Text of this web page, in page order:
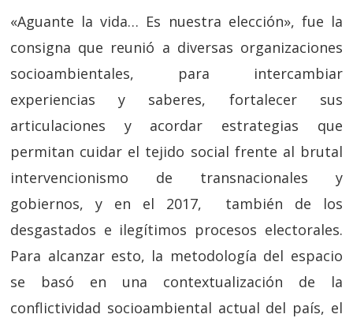
«Aguante la vida… Es nuestra elección», fue la
consigna que reunió a diversas organizaciones
socioambientales, para intercambiar
experiencias y saberes, fortalecer sus
articulaciones y acordar estrategias que
permitan cuidar el tejido social frente al brutal
intervencionismo de transnacionales y
gobiernos, y en el 2017, también de los
desgastados e ilegítimos procesos electorales.
Para alcanzar esto, la metodología del espacio
se basó en una contextualización de la
conflictividad socioambiental actual del país, el